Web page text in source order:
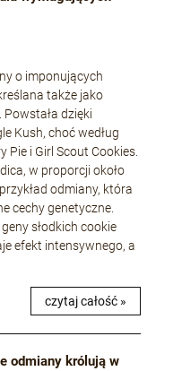
o imponujących
także jako
dzięki
Kush, choć według
Pie i Girl Scout Cookies.
w proporcji około
odmiany, która
cechy genetyczne.
słodkich cookie
efekt intensywnego, a
czytaj całość »
odmiany królują w